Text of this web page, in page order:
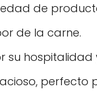
de
de la carne.
su hospitalidad